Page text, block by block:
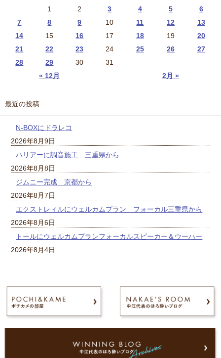
« 12月 2月 »
1 2 3 4 5
6
7
8 9 10 11 12
13
14
15 16 17 18 19
20
21
22 23 24 25 26
27
28
29 30 31
最近の投稿
N-BOXにドラレコ
2026年8月9日
ハリアーに調音施工 三重県から
2026年8月8日
ジムニー完成 京都から
2026年8月7日
エクストレィルにウェルカムプラン フォーカル三重県から
2026年8月6日
トールにウェルカムプランフォーカルスピーカー＆ウーハー
2026年8月4日